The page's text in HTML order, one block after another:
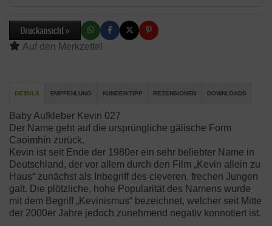
DETAILS EMPFEHLUNG KUNDEN-TIPP REZENSIONEN DOWNLOADS
Baby Aufkleber Kevin 027
Der Name geht auf die ursprüngliche gälische Form
Caoimhín zurück.
Kevin ist seit Ende der 1980er ein sehr beliebter Name in
Deutschland, der vor allem durch den Film „Kevin allein zu
Haus“ zunächst als Inbegriff des cleveren, frechen Jungen
galt. Die plötzliche, hohe Popularität des Namens wurde
mit dem Begriff „Kevinismus“ bezeichnet, welcher seit Mitte
der 2000er Jahre jedoch zunehmend negativ konnotiert ist.